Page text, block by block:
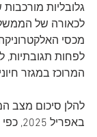
גלובליות מורכבות
לכאורה של
מכסי
לפחות תגובתיות,
המרוכז במגזר
באפריל 2025, כפי שעולה מהמקורות: